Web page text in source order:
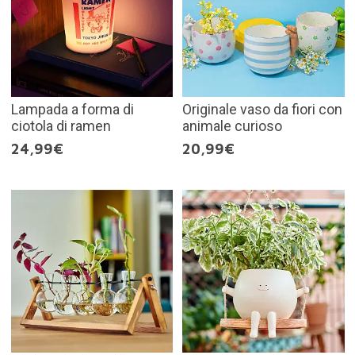
Lampada a forma di
ciotola di ramen
24,99€
Originale vaso da fiori con
animale curioso
20,99€